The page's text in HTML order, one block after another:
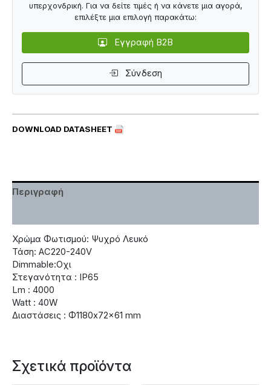
DOWNLOAD DATASHEET
υπερχονδρική. Για να δείτε τιμές ή να κάνετε μια αγορά,
επιλέξτε μια επιλογή παρακάτω:
Εγγραφή B2B
Σύνδεση
Περιγραφή
Χρώμα Φωτισμού: Ψυχρό Λευκό
Τάση: AC220-240V
Dimmable:Οχι
Στεγανότητα : IP65
Lm : 4000
Watt : 40W
Διαστάσεις : Φ1180x72x61 mm
Σχετικά προϊόντα